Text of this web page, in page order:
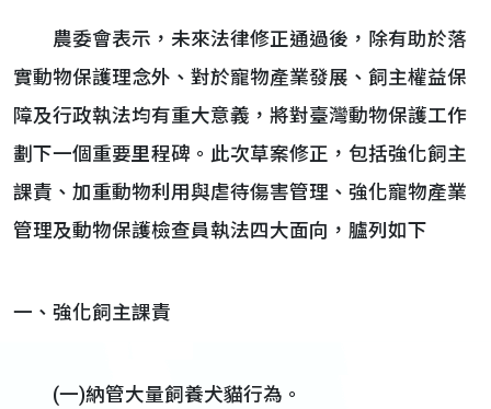
農委會表示，未來法律修正通過後，除有助於落
實動物保護理念外、對於寵物產業發展、飼主權益保
障及行政執法均有重大意義，將對臺灣動物保護工作
劃下一個重要里程碑。此次草案修正，包括強化飼主
課責、加重動物利用與虐待傷害管理、強化寵物產業
管理及動物保護檢查員執法四大面向，臚列如下
一、強化飼主課責
(一)納管大量飼養犬貓行為。